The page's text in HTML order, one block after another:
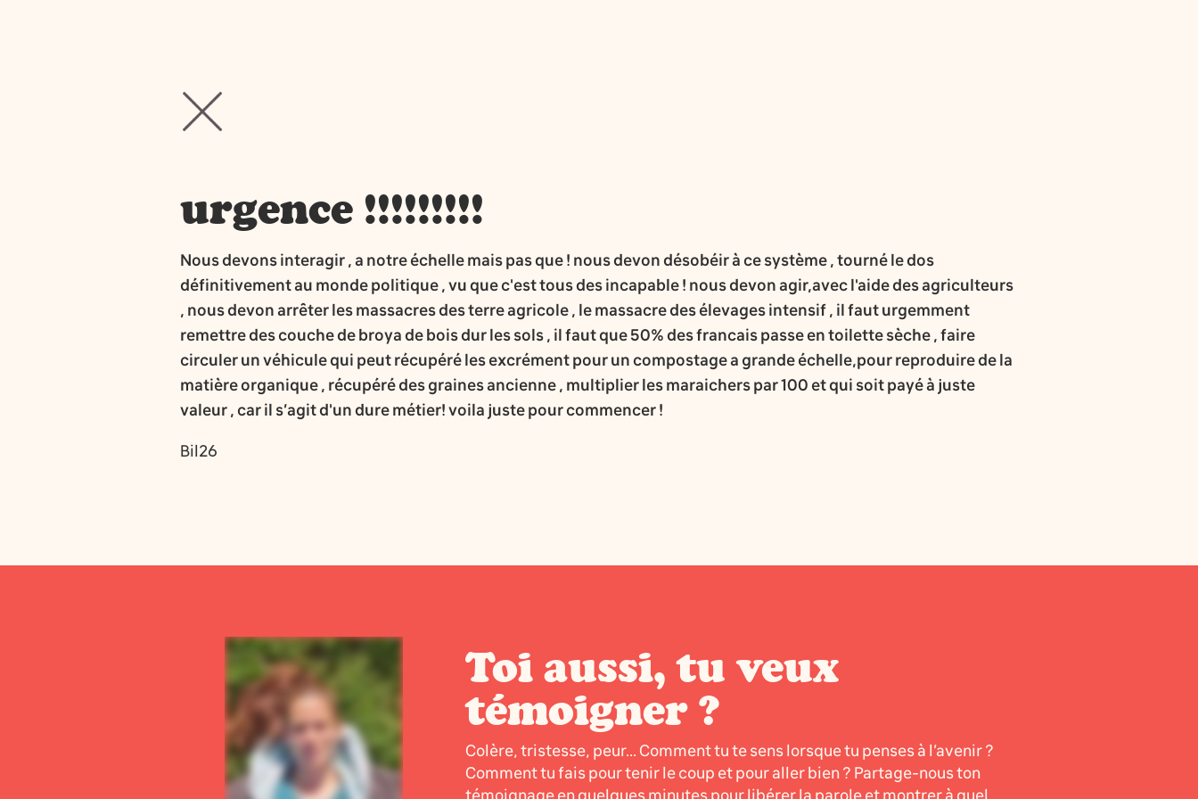
urgence !!!!!!!!!
Nous devons interagir , a notre échelle mais pas que ! nous devon désobéir à ce système , tourné le dos
définitivement au monde politique , vu que c'est tous des incapable ! nous devon agir,avec l'aide des agriculteurs
, nous devon arrêter les massacres des terre agricole , le massacre des élevages intensif , il faut urgemment
remettre des couche de broya de bois dur les sols , il faut que 50% des francais passe en toilette sèche , faire
circuler un véhicule qui peut récupéré les excrément pour un compostage a grande échelle,pour reproduire de la
matière organique , récupéré des graines ancienne , multiplier les maraichers par 100 et qui soit payé à juste
valeur , car il s’agit d'un dure métier! voila juste pour commencer !
Bil26
Toi aussi, tu veux
témoigner ?
Colère, tristesse, peur... Comment tu te sens lorsque tu penses à l’avenir ?
Comment tu fais pour tenir le coup et pour aller bien ? Partage-nous ton
témoignage en quelques minutes pour libérer la parole et montrer à quel